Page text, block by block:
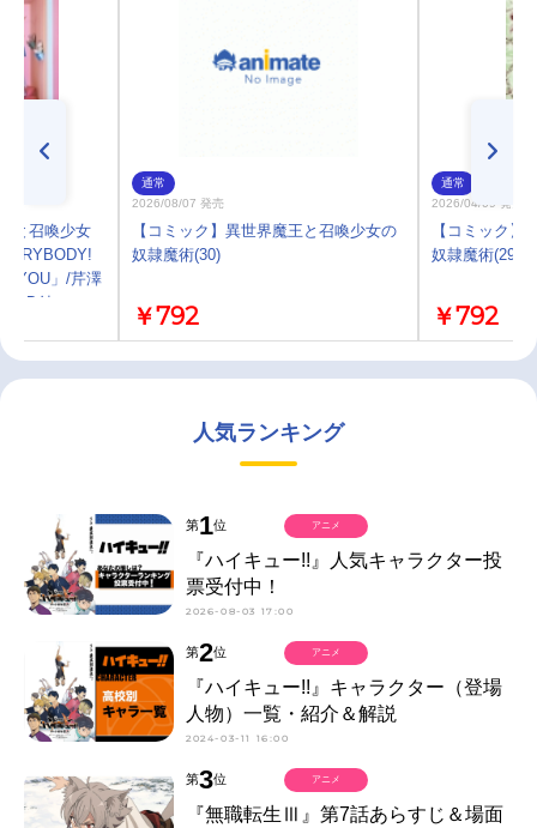
と召喚少女
YOU」/芹澤
BD付
通常
2026/08/07 発売
【コミック】異世界魔王と召喚少女の
奴隷魔術(30)
￥792
通常
2026/04/09 発売
【コミック】
奴隷魔術(29)
￥792
人気ランキング
第1位
『ハイキュー!!』人気キャラクター投
票受付中！
2026-08-03 17:00
アニメ
第2位
『ハイキュー!!』キャラクター（登場
人物）一覧・紹介＆解説
2024-03-11 16:00
アニメ
第3位
『無職転生Ⅲ』第7話あらすじ＆場面
アニメ